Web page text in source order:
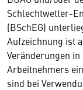
Schlechtwetter-
(BSchEG)
Aufzeichnung ist
Veränderungen
Arbeitnehmers
sind bei